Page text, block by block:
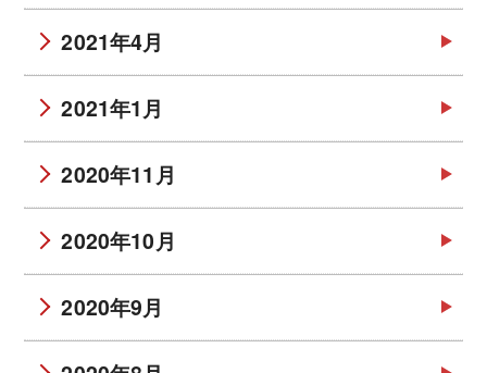
2021年4月
2021年1月
2020年11月
2020年10月
2020年9月